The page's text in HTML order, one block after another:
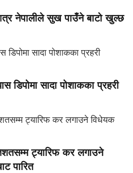
नेपालीले सुख पाउँने बाटो खुल्छ
पोशाकका प्रहरी
ट्यारिफ कर लगाउने
पारित